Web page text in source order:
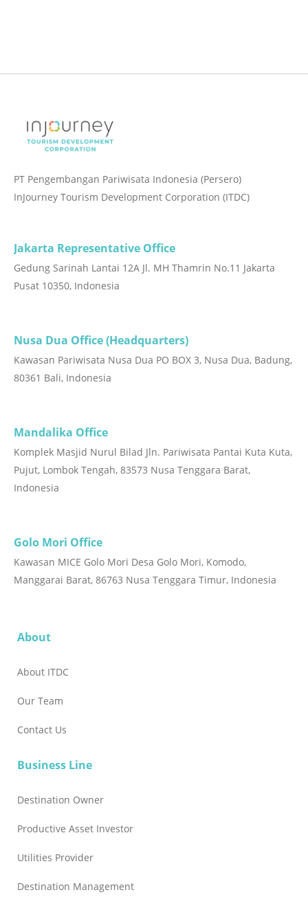
PT Pengembangan Pariwisata Indonesia (Persero)
InJourney Tourism Development Corporation (ITDC)
Jakarta Representative Office
Gedung Sarinah Lantai 12A Jl. MH Thamrin No.11 Jakarta
Pusat 10350, Indonesia
Nusa Dua Office (Headquarters)
Kawasan Pariwisata Nusa Dua PO BOX 3, Nusa Dua, Badung,
80361 Bali, Indonesia
Mandalika Office
Komplek Masjid Nurul Bilad Jln. Pariwisata Pantai Kuta Kuta,
Pujut, Lombok Tengah, 83573 Nusa Tenggara Barat,
Indonesia
Golo Mori Office
Kawasan MICE Golo Mori Desa Golo Mori, Komodo,
Manggarai Barat, 86763 Nusa Tenggara Timur, Indonesia
About
About ITDC
Our Team
Contact Us
Business Line
Destination Owner
Productive Asset Investor
Utilities Provider
Destination Management